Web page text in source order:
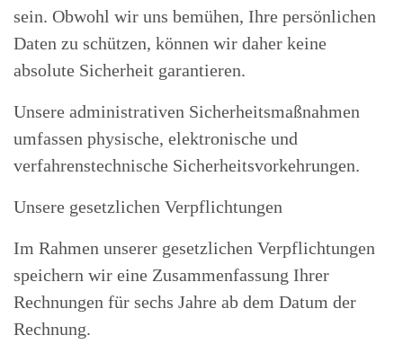
sein. Obwohl wir uns bemühen, Ihre persönlichen
Daten zu schützen, können wir daher keine
absolute Sicherheit garantieren.
Unsere administrativen Sicherheitsmaßnahmen
umfassen physische, elektronische und
verfahrenstechnische Sicherheitsvorkehrungen.
Unsere gesetzlichen Verpflichtungen
Im Rahmen unserer gesetzlichen Verpflichtungen
speichern wir eine Zusammenfassung Ihrer
Rechnungen für sechs Jahre ab dem Datum der
Rechnung.